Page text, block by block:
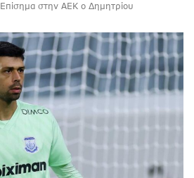
Eπίσημα στην ΑΕΚ ο Δημητρίου